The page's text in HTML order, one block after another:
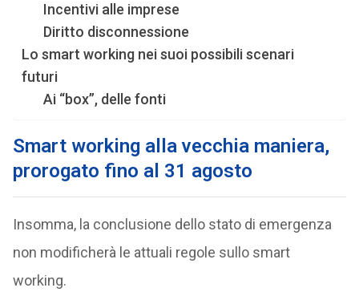
Incentivi alle imprese
Diritto disconnessione
Lo smart working nei suoi possibili scenari
futuri
Ai “box”, delle fonti
Smart working alla vecchia maniera,
prorogato fino al 31 agosto
Insomma, la conclusione dello stato di emergenza
non modificherà le attuali regole sullo smart
working.